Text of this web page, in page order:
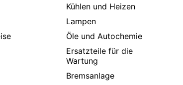
Kühlen und Heizen
Lampen
Öle und Autochemie
Ersatzteile für die
Wartung
Bremsanlage